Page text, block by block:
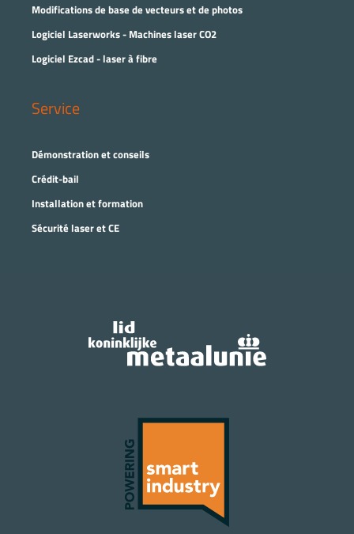
Modifications de base de vecteurs et de photos
Logiciel Laserworks - Machines laser CO2
Logiciel Ezcad - laser à fibre
Service
Démonstration et conseils
Crédit-bail
Installation et formation
Sécurité laser et CE